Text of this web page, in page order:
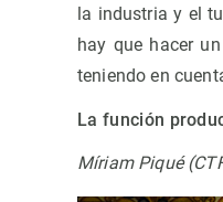
la industria y el
hay que hacer
teniendo en
La función
Míriam Piqué